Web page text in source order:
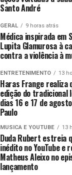
Santo André
GERAL 9 horas atrás
Médica inspirada em
Lupita Glamurosa à
contra a violência à
ENTRETENIMENTO 13
Haras Frange realiza
edição do tradicional
dias 16 e 17 de
Paulo
MUSICA E YOUTUBE 13
Duda Rubert estreia
inédito no YouTube e
Matheus Aleixo no
lançamento